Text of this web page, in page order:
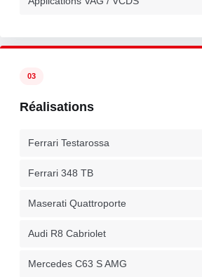
03
Réalisations
Ferrari Testarossa
Ferrari 348 TB
Maserati Quattroporte
Audi R8 Cabriolet
Mercedes C63 S AMG